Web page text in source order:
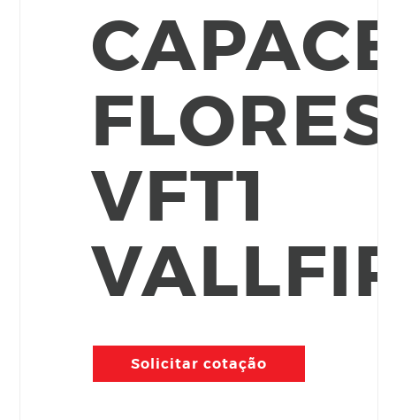
VFT1
Solicitar cotação